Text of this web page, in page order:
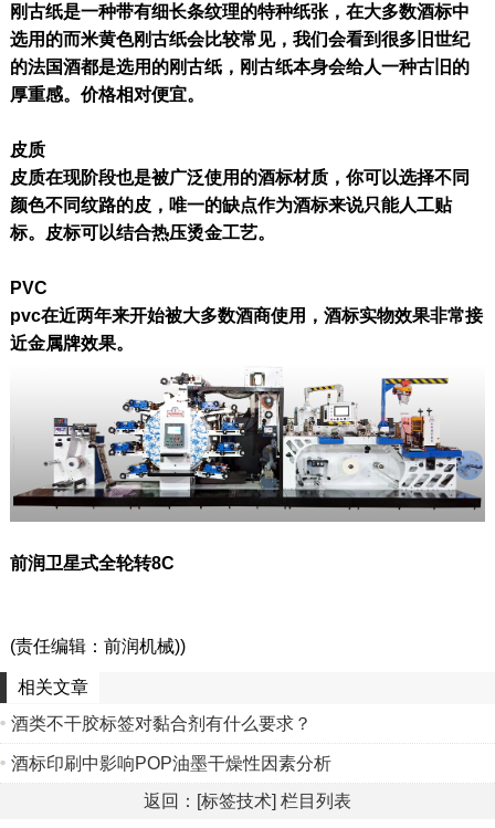
刚古纸是一种带有细长条纹理的特种纸张，在大多数酒标中
选用的而米黄色刚古纸会比较常见，我们会看到很多旧世纪
的法国酒都是选用的刚古纸，刚古纸本身会给人一种古旧的
厚重感。价格相对便宜。
皮质
皮质在现阶段也是被广泛使用的酒标材质，你可以选择不同
颜色不同纹路的皮，唯一的缺点作为酒标来说只能人工贴
标。皮标可以结合热压烫金工艺。
PVC
pvc在近两年来开始被大多数酒商使用，酒标实物效果非常接
近金属牌效果。
前润卫星式全轮转8C
(责任编辑：前润机械))
相关文章
酒类不干胶标签对黏合剂有什么要求？
酒标印刷中影响POP油墨干燥性因素分析
返回：[标签技术] 栏目列表